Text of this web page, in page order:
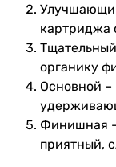
98 %
98 %
99.8 %
98 %
мембраны
Назначение
Диаметр
подключения
картриджа
органику
Основной –
Финишная
приятный,